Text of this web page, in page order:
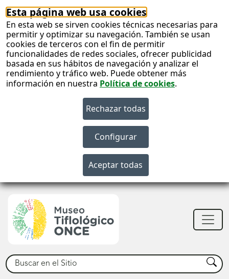
Esta página web usa cookies
En esta web se sirven cookies técnicas necesarias para
permitir y optimizar su navegación. También se usan
cookies de terceros con el fin de permitir
funcionalidades de redes sociales, ofrecer publicidad
basada en sus hábitos de navegación y analizar el
rendimiento y tráfico web. Puede obtener más
información en nuestra Política de cookies.
Buscar Buscar